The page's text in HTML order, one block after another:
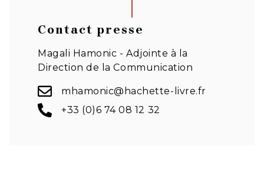
Contact presse
Magali Hamonic - Adjointe à la
Direction de la Communication
mhamonic@hachette-livre.fr
+33 (0)6 74 08 12 32